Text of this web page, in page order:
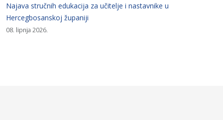
Najava stručnih edukacija za učitelje i nastavnike u
Hercegbosanskoj županiji
08. lipnja 2026.